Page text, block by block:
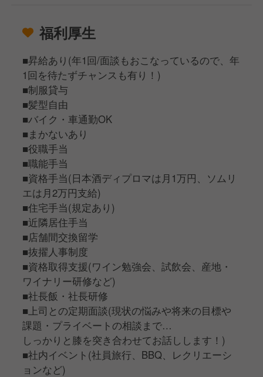
福利厚生
■昇給あり(年1回/面談もおこなっているので、年
1回を待たずチャンスも有り！)
■制服貸与
■髪型自由
■バイク・車通勤OK
■まかないあり
■役職手当
■職能手当
■資格手当(日本酒ディプロマは月1万円、ソムリ
エは月2万円支給)
■住宅手当(規定あり)
■近隣居住手当
■店舗間交換留学
■抜擢人事制度
■資格取得支援(ワイン勉強会、試飲会、産地・
ワイナリー研修など)
■社長飯・社長研修
■上司との定期面談(現状の悩みや将来の目標や
課題・プライベートの相談まで…
しっかりと膝を突き合わせてお話しします！)
■社内イベント(社員旅行、BBQ、レクリエーシ
ョンなど)